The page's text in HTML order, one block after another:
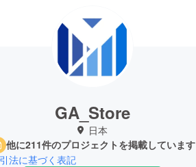
GA_Store
日本
他に211件のプロジェクトを掲載しています
法に基づく表記